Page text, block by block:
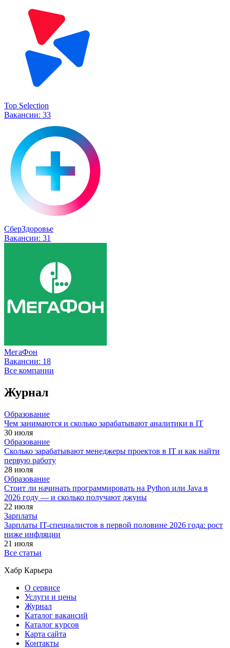
Top Selection
Вакансии: 33
СберЗдоровье
Вакансии: 31
МегаФон
Вакансии: 18
Все компании
Журнал
Образование
Чем занимаются и сколько зарабатывают аналитики в IT
30 июля
Образование
Сколько зарабатывают менеджеры проектов в IT и как найти
первую работу
28 июля
Образование
Стоит ли начинать программировать на Python или Java в
2026 году — и сколько получают джуны
22 июля
Зарплаты
Зарплаты IT-специалистов в первой половине 2026 года: рост
ниже инфляции
21 июля
Все статьи
Хабр Карьера
О сервисе
Услуги и цены
Журнал
Каталог вакансий
Каталог курсов
Карта сайта
Контакты